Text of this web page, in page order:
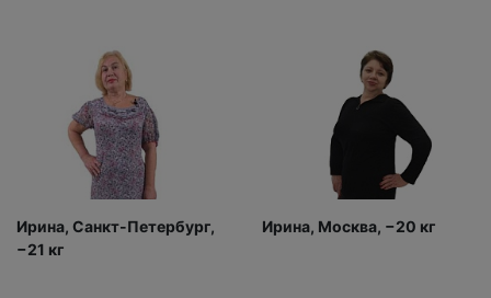
Ирина, Санкт-Петербург,
−21 кг
Ирина, Москва, −20 кг